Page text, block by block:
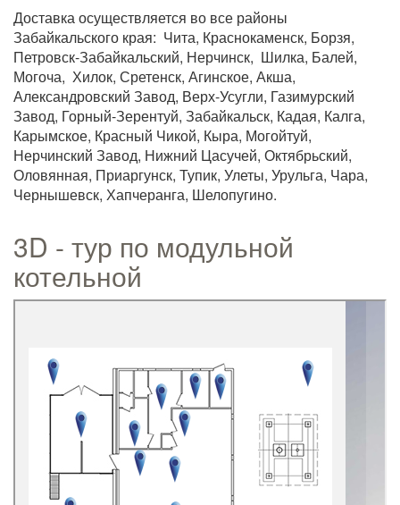
Доставка осуществляется во все районы
Забайкальского края: Чита, Краснокаменск, Борзя,
Петровск-Забайкальский, Нерчинск, Шилка, Балей,
Могоча, Хилок, Сретенск, Агинское, Акша,
Александровский Завод, Верх-Усугли, Газимурский
Завод, Горный-Зерентуй, Забайкальск, Кадая, Калга,
Карымское, Красный Чикой, Кыра, Могойтуй,
Нерчинский Завод, Нижний Цасучей, Октябрьский,
Оловянная, Приаргунск, Тупик, Улеты, Урульга, Чара,
Чернышевск, Хапчеранга, Шелопугино.
3D - тур по модульной
котельной